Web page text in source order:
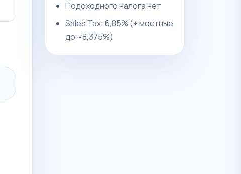
Подоходного налога нет
Sales Tax: 6,85% (+ местные
до ~8,375%)